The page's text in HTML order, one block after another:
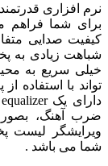
نرم افزاری
برای شما فراهم
کیفیت صدایی
خیلی سریع به
تواند با استفاده
ضرب آهنگ،
شما می باشد .